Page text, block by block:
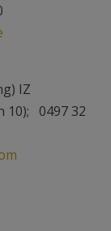
IZ
10); 0497 32